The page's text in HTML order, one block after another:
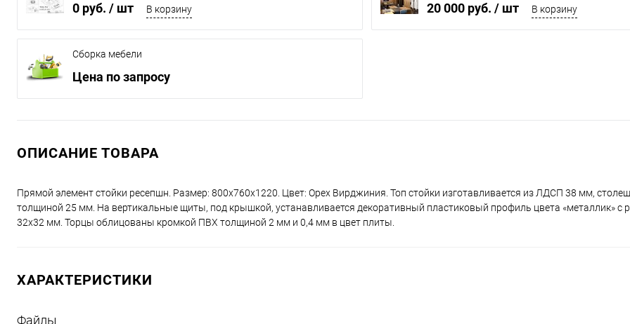
0 руб. / шт В корзину 20 000 руб. / шт В корзину
Сборка мебели
Цена по запросу
ОПИСАНИЕ ТОВАРА
Прямой элемент стойки ресепшн. Размер: 800х760х1220. Цвет: Орех Вирджиния. Топ стойки изготавливается из ЛДСП 38 мм,
толщиной 25 мм. На вертикальные щиты, под крышкой, устанавливается декоративный пластиковый профиль цвета «металлик» с
32х32 мм. Торцы облицованы кромкой ПВХ толщиной 2 мм и 0,4 мм в цвет плиты.
ХАРАКТЕРИСТИКИ
Файлы